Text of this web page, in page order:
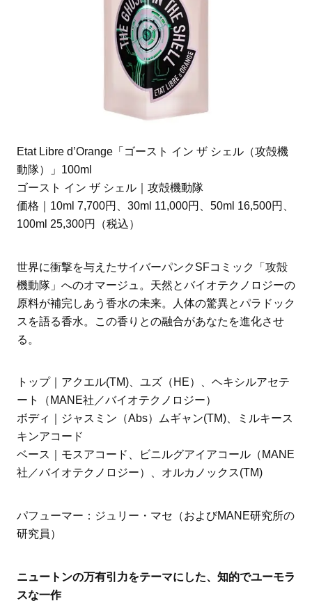
Etat Libre d’Orange「ゴースト イン ザ シェル（攻殻機
動隊）」100ml
ゴースト イン ザ シェル｜攻殻機動隊
価格｜10ml 7,700円、30ml 11,000円、50ml 16,500円、
100ml 25,300円（税込）
世界に衝撃を与えたサイバーパンクSFコミック「攻殻
機動隊」へのオマージュ。天然とバイオテクノロジーの
原料が補完しあう香水の未来。人体の驚異とパラドック
スを語る香水。この香りとの融合があなたを進化させ
る。
トップ｜アクエル(TM)、ユズ（HE）、ヘキシルアセテ
ート（MANE社／バイオテクノロジー）
ボディ｜ジャスミン（Abs）ムギャン(TM)、ミルキース
キンアコード
ベース｜モスアコード、ビニルグアイアコール（MANE
社／バイオテクノロジー）、オルカノックス(TM)
パフューマー：ジュリー・マセ（およびMANE研究所の
研究員）
ニュートンの万有引力をテーマにした、知的でユーモラ
スな一作